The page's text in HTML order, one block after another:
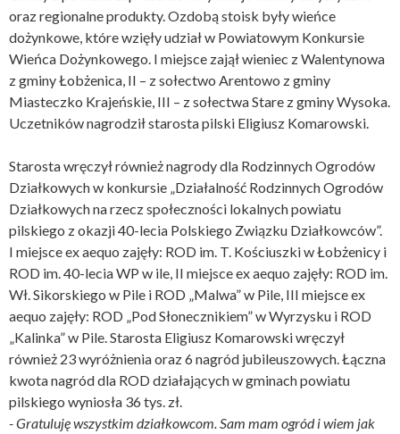
oraz regionalne produkty. Ozdobą stoisk były wieńce
dożynkowe, które wzięły udział w Powiatowym Konkursie
Wieńca Dożynkowego. I miejsce zajął wieniec z Walentynowa
z gminy Łobżenica, II – z sołectwo Arentowo z gminy
Miasteczko Krajeńskie, III – z sołectwa Stare z gminy Wysoka.
Uczetników nagrodził starosta pilski Eligiusz Komarowski.
Starosta wręczył również nagrody dla Rodzinnych Ogrodów
Działkowych w konkursie „Działalność Rodzinnych Ogrodów
Działkowych na rzecz społeczności lokalnych powiatu
pilskiego z okazji 40-lecia Polskiego Związku Działkowców”.
I miejsce ex aequo zajęły: ROD im. T. Kościuszki w Łobżenicy i
ROD im. 40-lecia WP w ile, II miejsce ex aequo zajęły: ROD im.
Wł. Sikorskiego w Pile i ROD „Malwa” w Pile, III miejsce ex
aequo zajęły: ROD „Pod Słonecznikiem” w Wyrzysku i ROD
„Kalinka” w Pile. Starosta Eligiusz Komarowski wręczył
również 23 wyróżnienia oraz 6 nagród jubileuszowych. Łączna
kwota nagród dla ROD działających w gminach powiatu
pilskiego wyniosła 36 tys. zł.
- Gratuluję wszystkim działkowcom. Sam mam ogród i wiem jak